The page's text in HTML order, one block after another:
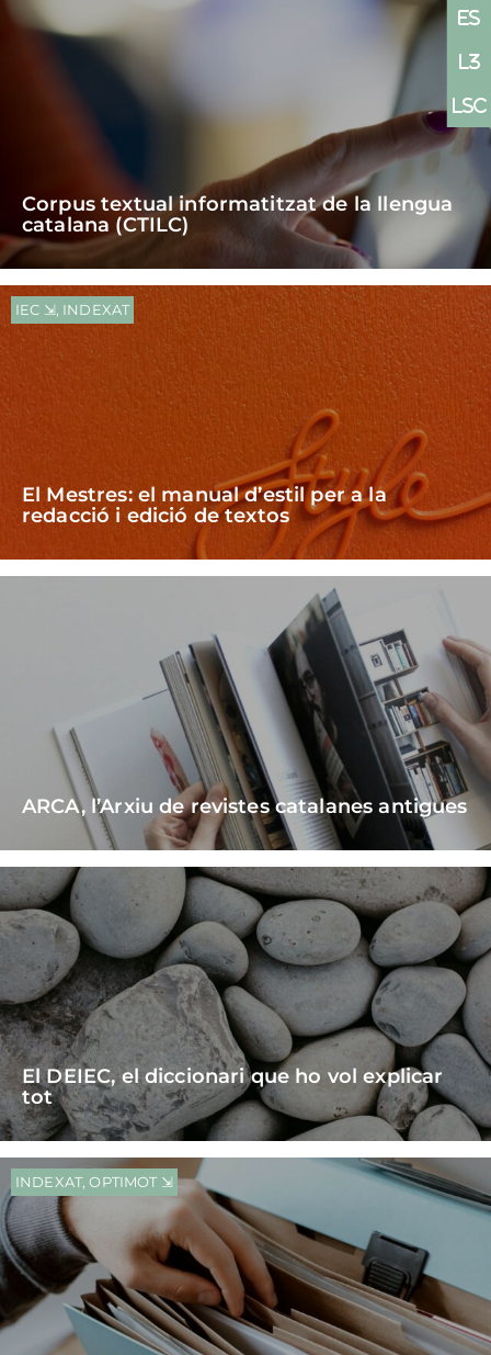
Corpus textual informatitzat de la llengua
catalana (CTILC)
IEC ⇲, INDEXAT
El Mestres: el manual d’estil per a la
redacció i edició de textos
ARCA, l’Arxiu de revistes catalanes antigues
El DEIEC, el diccionari que ho vol explicar
tot
INDEXAT,OPTIMOT ⇲